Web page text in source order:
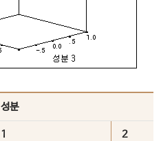
성분
1 2